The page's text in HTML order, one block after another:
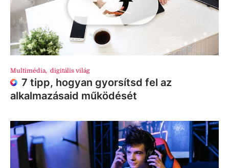
Multimédia, digitális világ
7 tipp, hogyan gyorsítsd fel az
alkalmazásaid működését